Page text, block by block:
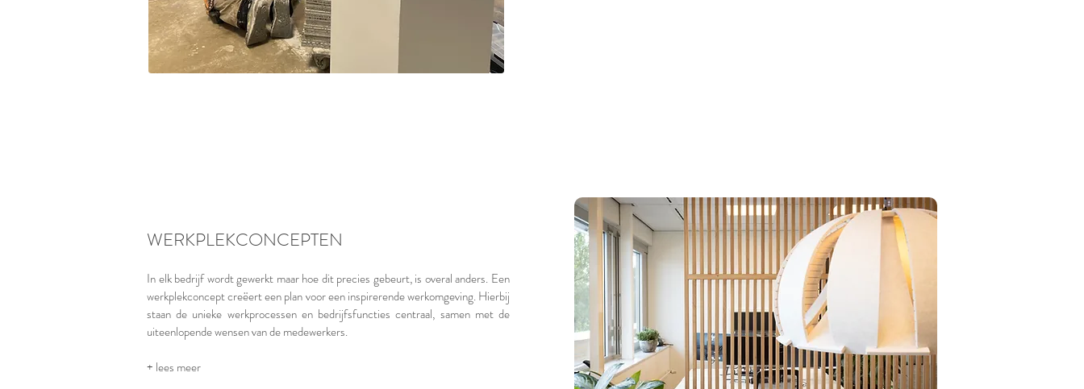
WERKPLEKCONCEPTEN
In elk bedrijf wordt gewerkt maar hoe dit precies gebeurt, is overal anders. Een
werkplekconcept creëert een plan voor een inspirerende werkomgeving. Hierbij
staan de unieke werkprocessen en bedrijfsfuncties centraal, samen met de
uiteenlopende wensen van de medewerkers.
+ lees meer